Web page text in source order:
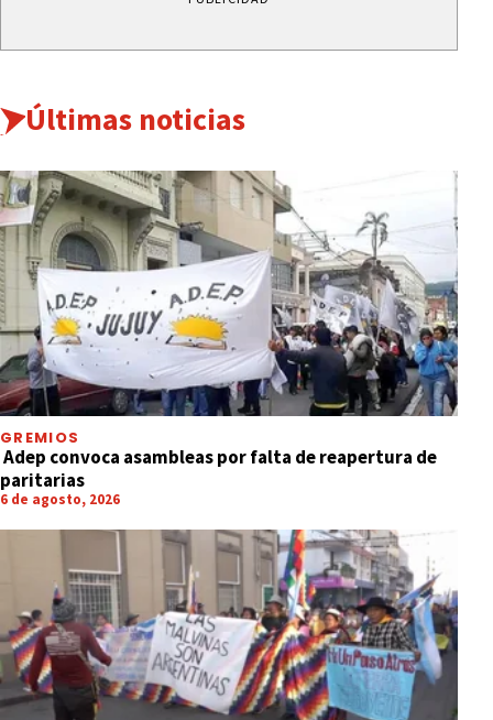
Últimas noticias
GREMIOS
Adep convoca asambleas por falta de reapertura de
paritarias
6 de agosto, 2026